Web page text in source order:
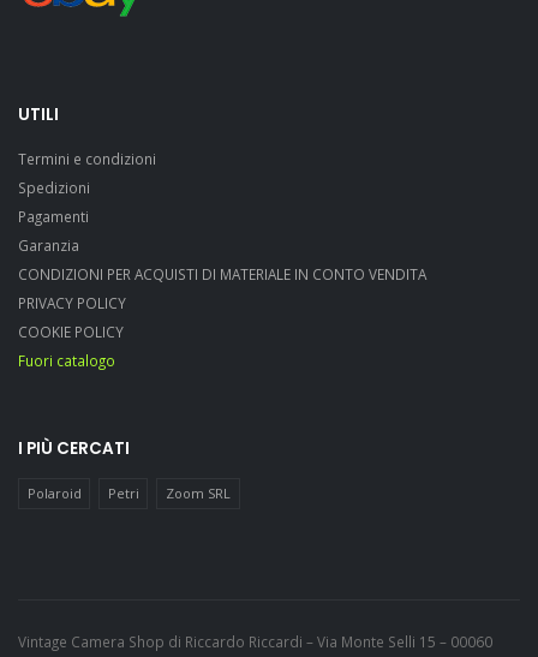
UTILI
Termini e condizioni
Spedizioni
Pagamenti
Garanzia
CONDIZIONI PER ACQUISTI DI MATERIALE IN CONTO VENDITA
PRIVACY POLICY
COOKIE POLICY
Fuori catalogo
I PIÙ CERCATI
Polaroid Petri Zoom SRL
Vintage Camera Shop di Riccardo Riccardi – Via Monte Selli 15 – 00060